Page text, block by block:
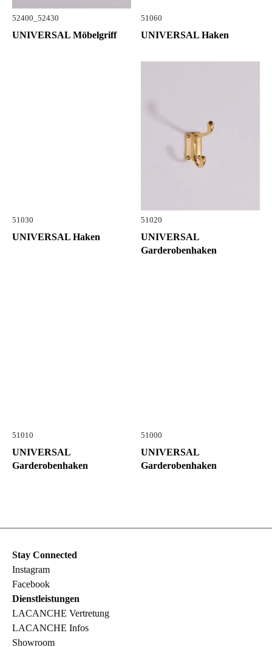
52400_52430
UNIVERSAL Möbelgriff
51060
UNIVERSAL Haken
51030
UNIVERSAL Haken
51020
UNIVERSAL
Garderobenhaken
51010
UNIVERSAL
Garderobenhaken
51000
UNIVERSAL
Garderobenhaken
Stay Connected
Instagram
Facebook
Dienstleistungen
LACANCHE Vertretung
LACANCHE Infos
Showroom